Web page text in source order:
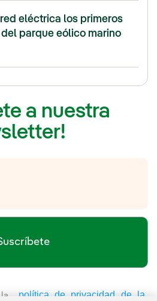
eléctrica los primeros
parque eólico marino
a nuestra
la
política de privacidad de la